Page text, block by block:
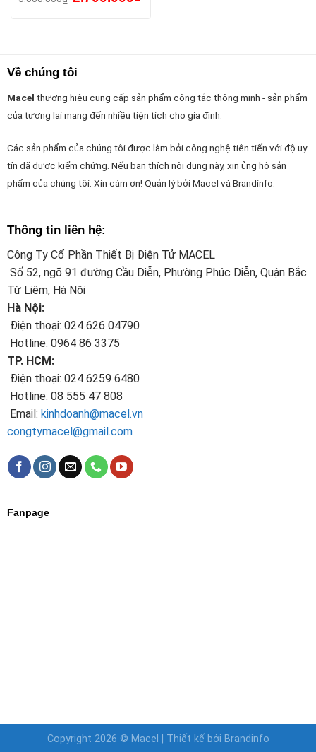
price
price
Về chúng tôi
Macel thương hiệu cung cấp sản phẩm công tắc thông minh - sản phẩm
của tương lai mang đến nhiều tiện tích cho gia đình.
Các sản phẩm của chúng tôi được làm bởi công nghệ tiên tiến với độ uy
tín đã được kiểm chứng. Nếu bạn thích nội dung này, xin ủng hộ sản
phẩm của chúng tôi. Xin cám ơn! Quản lý bởiMacel và Brandinfo.
Thông tin liên hệ:
Công Ty Cổ Phần Thiết Bị Điện Tử MACEL
Số 52, ngõ 91 đường Cầu Diễn, Phường Phúc Diễn, Quận Bắc
Từ Liêm, Hà Nội
Hà Nội:
Điện thoại: 024 626 04790
Hotline: 0964 86 3375
TP. HCM:
Điện thoại: 024 6259 6480
Hotline: 08 555 47 808
Email: kinhdoanh@macel.vn
congtymacel@gmail.com
Fanpage
Copyright 2026 © Macel | Thiết kế bởi Brandinfo